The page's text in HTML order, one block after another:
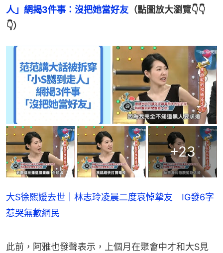
人」網揭3件事：沒把她當好友 （點圖放大瀏覽👇👇
👇）
+23
大S徐熙媛去世｜林志玲凌晨二度哀悼摯友 IG發6字
惹哭無數網民
此前，阿雅也發聲表示，上個月在聚會中才和大S見